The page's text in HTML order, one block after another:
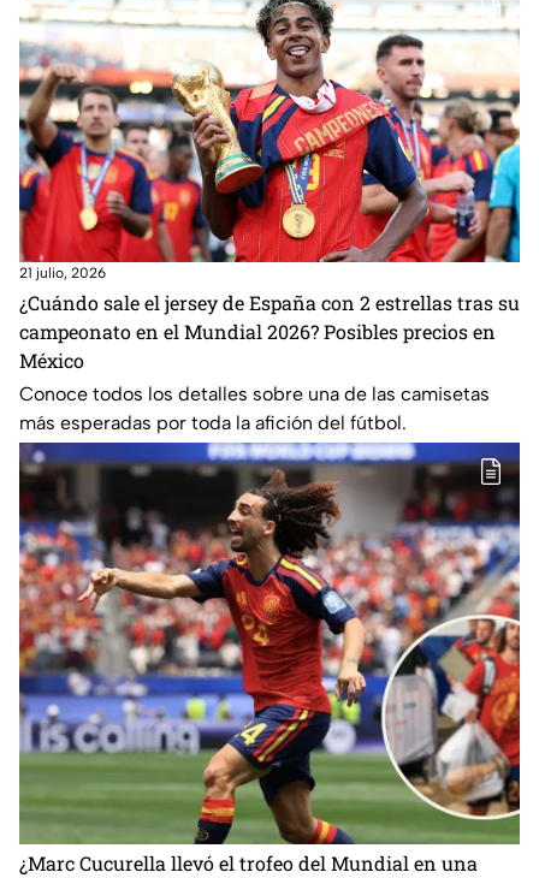
21 julio, 2026
¿Cuándo sale el jersey de España con 2 estrellas tras su
campeonato en el Mundial 2026? Posibles precios en
México
Conoce todos los detalles sobre una de las camisetas
más esperadas por toda la afición del fútbol.
¿Marc Cucurella llevó el trofeo del Mundial en una